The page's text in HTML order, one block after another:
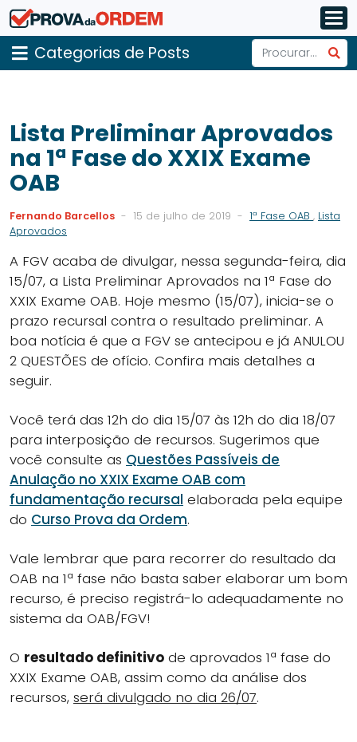
Categorias de Posts
Lista Preliminar Aprovados
na 1ª Fase do XXIX Exame
OAB
Fernando Barcellos - 15 de julho de 2019 - 1ª Fase OAB , Lista
Aprovados
A FGV acaba de divulgar, nessa segunda-feira, dia
15/07, a Lista Preliminar Aprovados na 1ª Fase do
XXIX Exame OAB. Hoje mesmo (15/07), inicia-se o
prazo recursal contra o resultado preliminar. A
boa notícia é que a FGV se antecipou e já ANULOU
2 QUESTÕES de ofício. Confira mais detalhes a
seguir.
Você terá das 12h do dia 15/07 às 12h do dia 18/07
para interposição de recursos. Sugerimos que
você consulte as Questões Passíveis de
Anulação no XXIX Exame OAB com
fundamentação recursal elaborada pela equipe
do Curso Prova da Ordem.
Vale lembrar que para recorrer do resultado da
OAB na 1ª fase não basta saber elaborar um bom
recurso, é preciso registrá-lo adequadamente no
sistema da OAB/FGV!
O resultado definitivo de aprovados 1ª fase do
XXIX Exame OAB, assim como da análise dos
recursos, será divulgado no dia 26/07.